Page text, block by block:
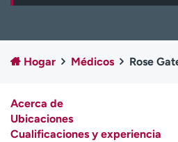
Acerca de UCHealth
Empleados
Contáctenos
Hogar Médicos Rose
Acerca de
Ubicaciones
Cualificaciones y experiencia